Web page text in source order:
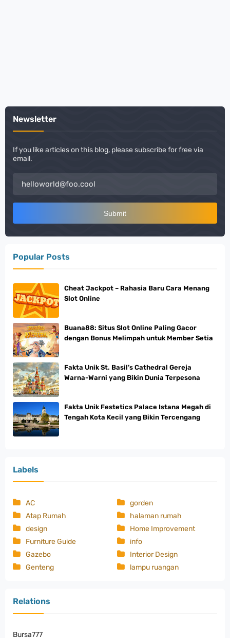
Newsletter
If you like articles on this blog, please subscribe for free via
email.
Popular Posts
Cheat Jackpot – Rahasia Baru Cara Menang
Slot Online
Buana88: Situs Slot Online Paling Gacor
dengan Bonus Melimpah untuk Member Setia
Fakta Unik St. Basil’s Cathedral Gereja
Warna-Warni yang Bikin Dunia Terpesona
Fakta Unik Festetics Palace Istana Megah di
Tengah Kota Kecil yang Bikin Tercengang
Labels
AC
Atap Rumah
design
Furniture Guide
Gazebo
Genteng
gorden
halaman rumah
Home Improvement
info
Interior Design
lampu ruangan
Relations
Bursa777